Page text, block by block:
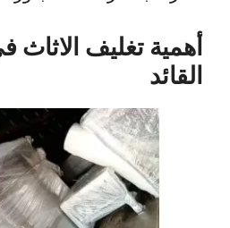
أهمية تغليف
القائد